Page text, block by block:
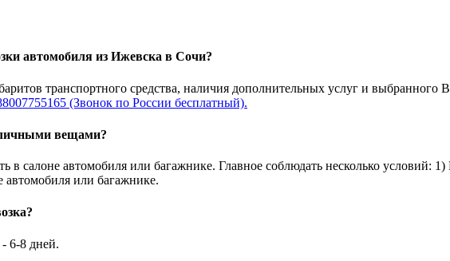
автомобиля из Ижевска в Сочи?
транспортного средства, наличия дополнительных услуг и
(Звонок по России бесплатный).
вещами?
в салоне автомобиля или багажнике. Главное соблюдать несколько условий:
автомобиля или багажнике.
6-8 дней.